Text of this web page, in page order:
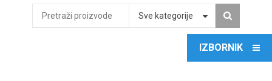
Sve kategorije